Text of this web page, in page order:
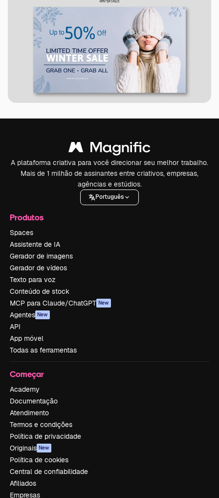
A plataforma criativa para você direcionar seu melhor trabalho.
Mais de 1 milhão de assinantes entre criativos, empresas,
agências e estúdios.
Português
Produtos
Spaces
Assistente de IA
Gerador de imagens
Gerador de vídeos
Texto para voz
Conteúdo de stock
MCP para Claude/ChatGPT New
Agentes New
API
App móvel
Todas as ferramentas
Começar
Academy
Documentação
Atendimento
Termos e condições
Política de privacidade
Originais New
Política de cookies
Central de confiabilidade
Afiliados
Empresas